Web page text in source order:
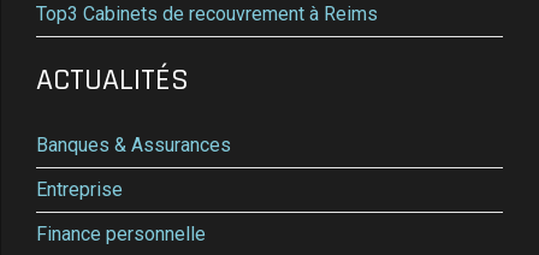
Top3 Cabinets de recouvrement à Reims
ACTUALITÉS
Banques & Assurances
Entreprise
Finance personnelle